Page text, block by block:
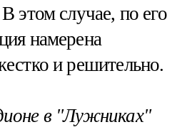
этом случае, по его
намерена
и решительно.
в "Лужниках"